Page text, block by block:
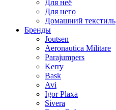
Для неё
Для него
Домашний текстиль
Бренды
Joutsen
Aeronautica Militare
Parajumpers
Kerry
Bask
Avi
Igor Plaxa
Sivera